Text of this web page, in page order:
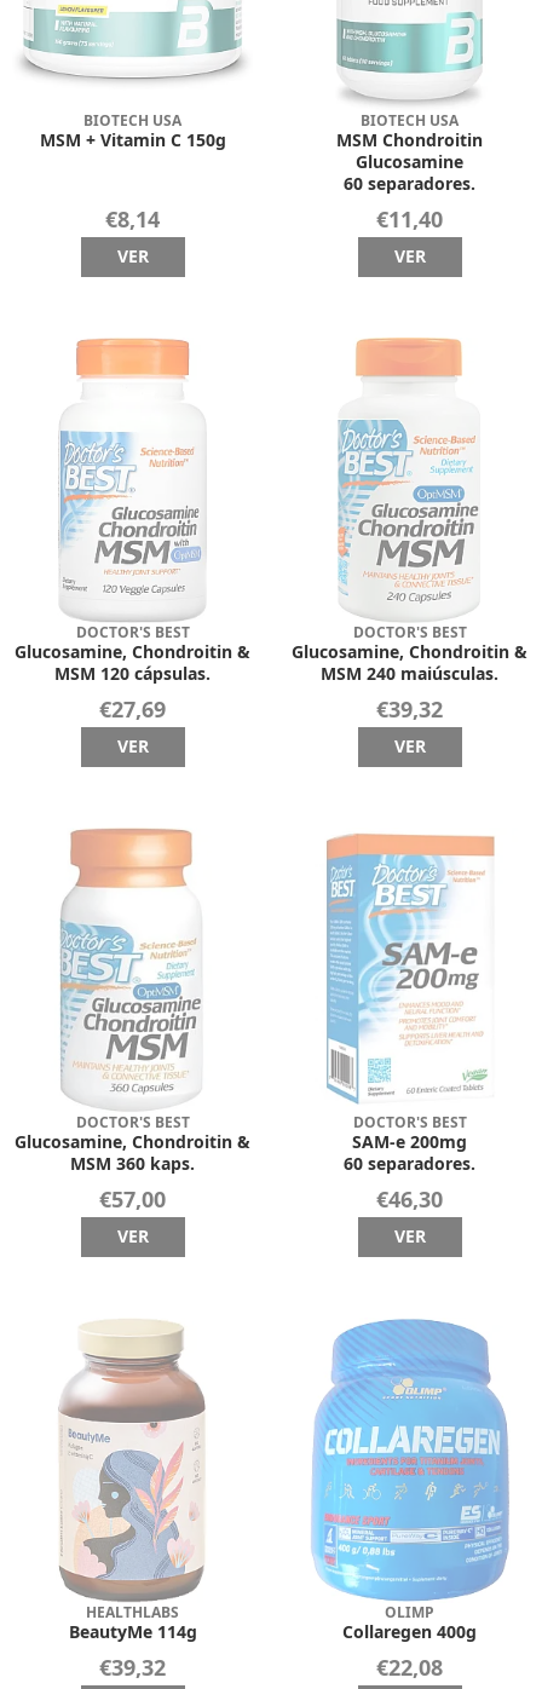
BIOTECH USA
MSM + Vitamin C 150g
€8,14
VER
BIOTECH USA
MSM Chondroitin
Glucosamine
60 separadores.
€11,40
VER
DOCTOR'S BEST
Glucosamine, Chondroitin &
MSM 120 cápsulas.
€27,69
VER
DOCTOR'S BEST
Glucosamine, Chondroitin &
MSM 240 maiúsculas.
€39,32
VER
DOCTOR'S BEST
Glucosamine, Chondroitin &
MSM 360 kaps.
€57,00
VER
DOCTOR'S BEST
SAM-e 200mg
60 separadores.
€46,30
VER
HEALTHLABS
BeautyMe 114g
€39,32
OLIMP
Collaregen 400g
€22,08